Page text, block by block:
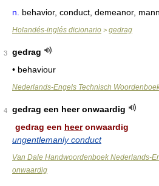
n.
behavior, conduct, demeanor,
Holandés-inglés dicionario > gedrag
3
gedrag
• behaviour
Nederlands-Engels Technisch
4
gedrag een heer onwaardig
gedrag een heeronwaardig
ungentlemanly conduct
Van Dale Handwoordenboek Nederlands-
onwaardig